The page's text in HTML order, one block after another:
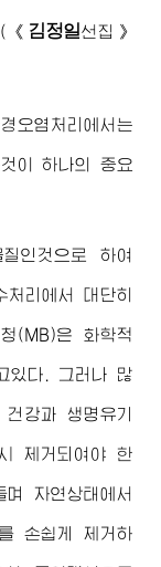
《 김정일선집》
오염처리에서는
이 하나의 중요
인것으로 하여
리에서 대단히
(MB)은 화학적
있다. 그러나 많
강과 생명유기
제거되여야 한
자연상태에서
손쉽게 제거하